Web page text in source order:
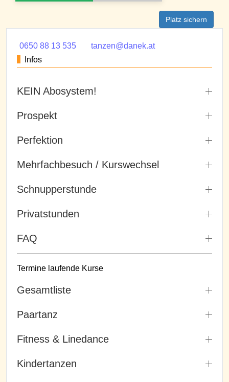
Platz sichern
0650 88 13 535
tanzen@danek.at
Infos
KEIN Abosystem!
Prospekt
Perfektion
Mehrfachbesuch / Kurswechsel
Schnupperstunde
Privatstunden
FAQ
Termine laufende Kurse
Gesamtliste
Paartanz
Fitness & Linedance
Kindertanzen